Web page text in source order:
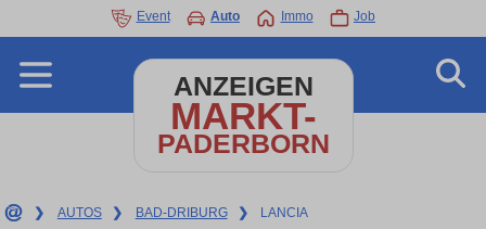
Event Auto Immo Job
ANZEIGEN
MARKT-
PADERBORN
❯ AUTOS ❯ BAD-DRIBURG ❯ LANCIA